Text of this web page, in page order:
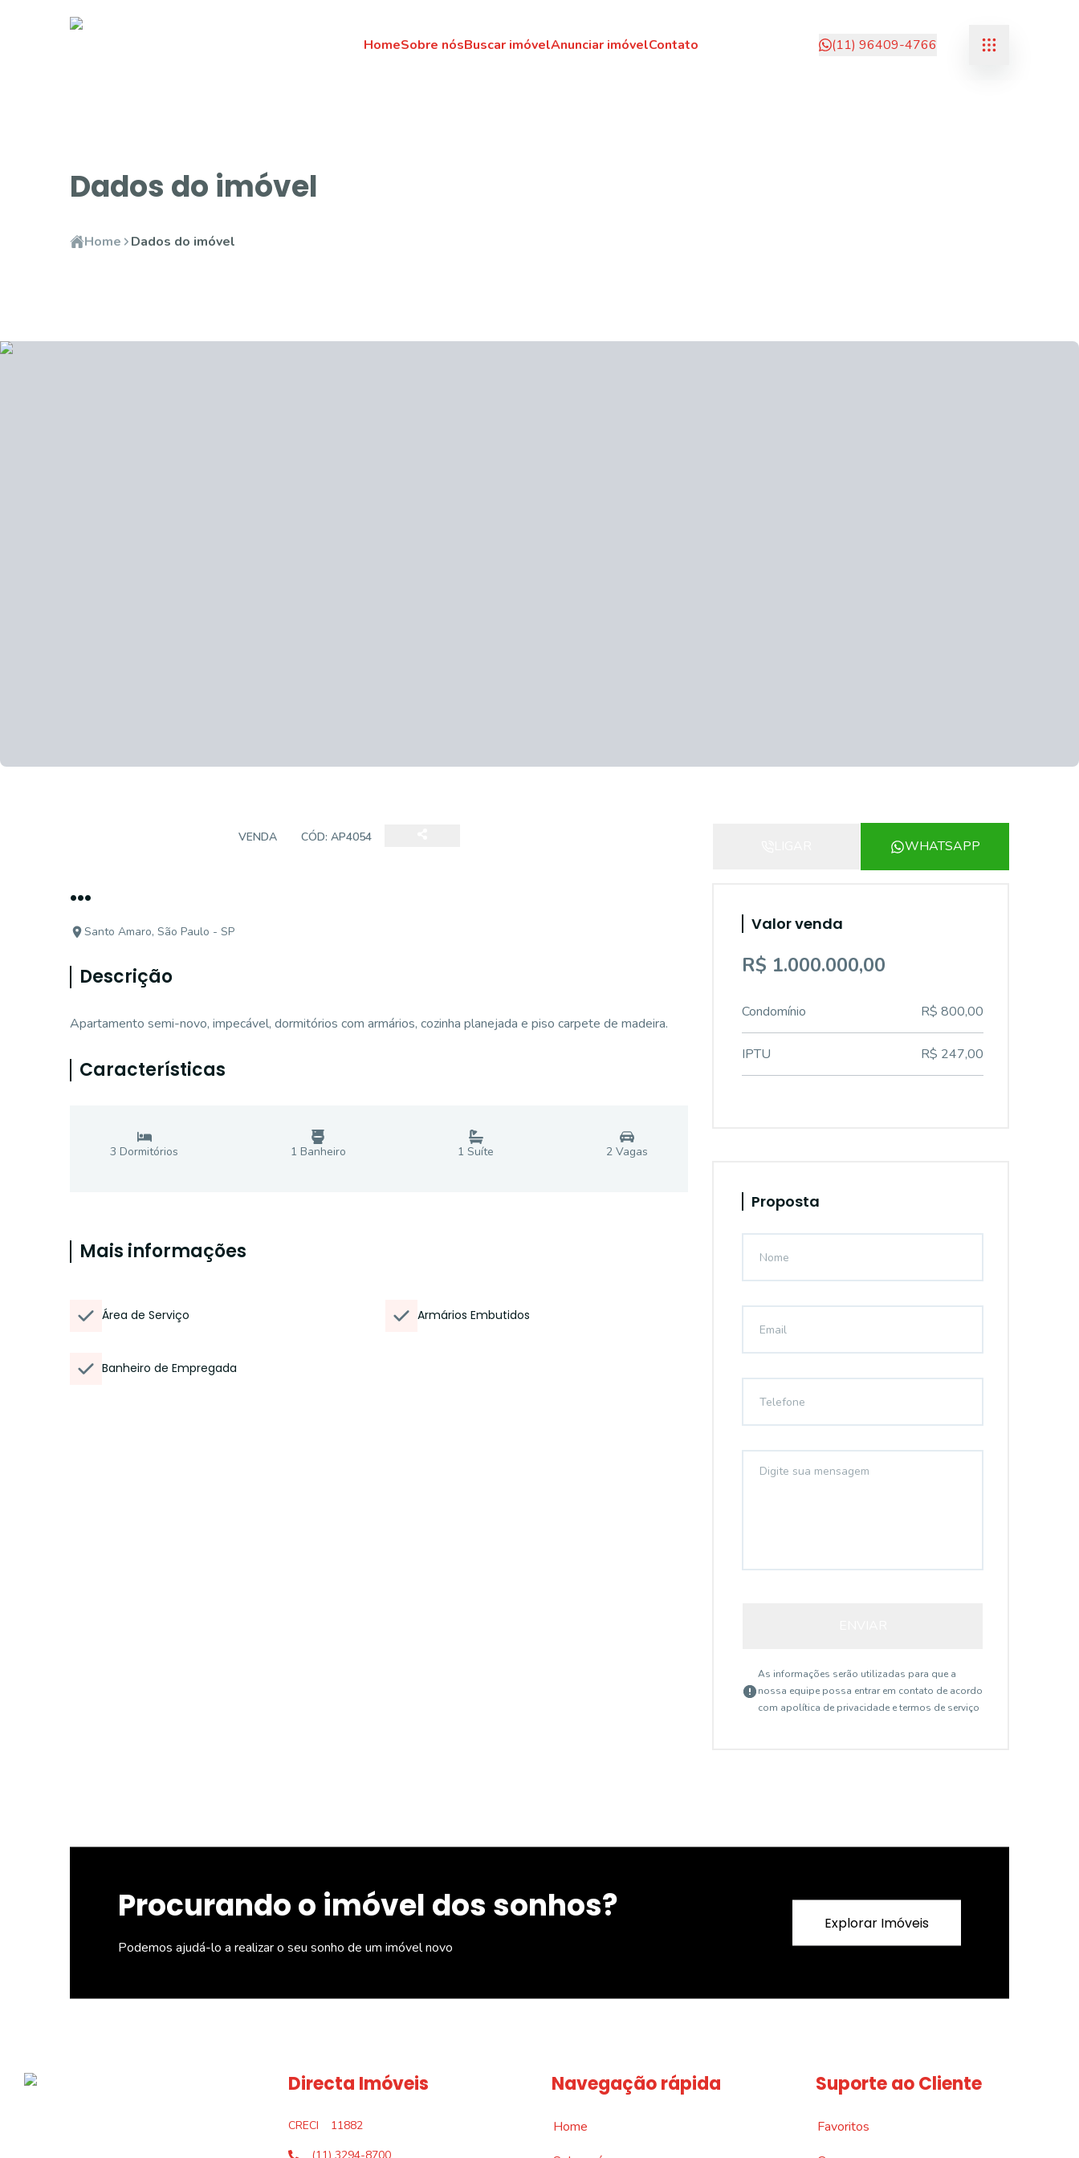
HomeSobre nósBuscar imóvelAnunciar imóvelContato (11) 96409-4766
Dados do imóvel
Home Dados do imóvel
VENDA CÓD: AP4054
...
Santo Amaro, São Paulo - SP
Descrição
Apartamento semi-novo, impecável, dormitórios com armários, cozinha planejada e piso carpete de madeira.
Características
3 Dormitórios 1 Banheiro 1 Suíte 2Vagas
Mais informações
Área de Serviço Armários Embutidos
Banheiro de Empregada
WHATSAPP
Valor venda
R$ 1.000.000,00
Condomínio R$ 800,00
IPTU R$ 247,00
Proposta
As informações serão utilizadas para que a
nossa equipe possa entrar em contato de acordo
com apolítica de privacidade e termos de serviço
Procurando o imóvel dos sonhos?
Podemos ajudá-lo a realizar o seu sonho de um imóvel novo
Explorar Imóveis
Directa Imóveis
CRECI
11882
Navegação rápida
Home
Suporte ao Cliente
Favoritos